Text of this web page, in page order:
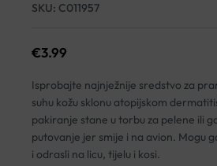
SKU: C011957
€3.99
Isprobajte najnježnije sredstvo za
suhu kožu sklonu atopijskom
pakiranje stane u torbu za pelene ili
putovanje jer smije i na avion. Mogu
i odrasli na licu, tijelu i kosi.